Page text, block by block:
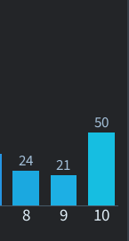
24 21
50
8 9 10